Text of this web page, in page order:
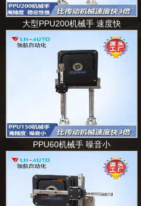
大型PPU200机械手 速度快
PPU60机械手 噪音小